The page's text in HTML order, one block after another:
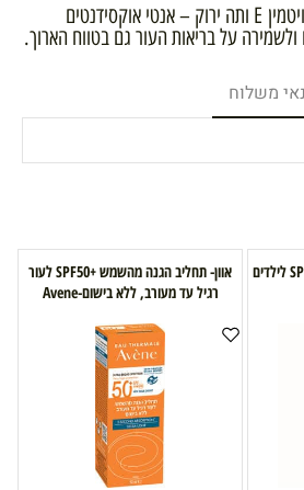
מכיל קומפלקס ייחודי של ויטמין E ותה ירוק – אנטי אוקסידנטים
על בריאות העור גם בטווח הארוך.
משלוח
אוון- Avene -תחליב הגנה +SPF 50 לילדים
אוון- תחליב הגנה מהשמש +SPF50 לעור
רגיל עד מעורב, ללא בישום-Avene